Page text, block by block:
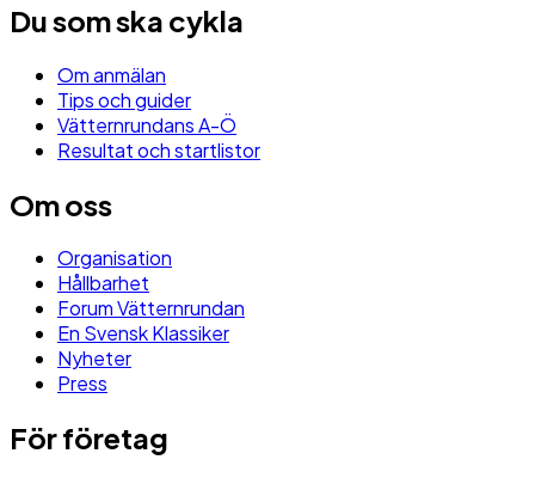
Du som ska cykla
Om anmälan
Tips och guider
Vätternrundans A-Ö
Resultat och startlistor
Om oss
Organisation
Hållbarhet
Forum Vätternrundan
En Svensk Klassiker
Nyheter
Press
För företag